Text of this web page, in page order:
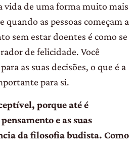
vida de uma forma muito mais
quando as pessoas começam a
sem estar doentes é como se
de felicidade. Você
as suas decisões, o que é a
para si.
porque até é
e as suas
da filosofia budista. Como